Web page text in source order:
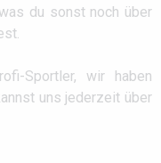
du sonst noch über
Sportler, wir haben
uns jederzeit über